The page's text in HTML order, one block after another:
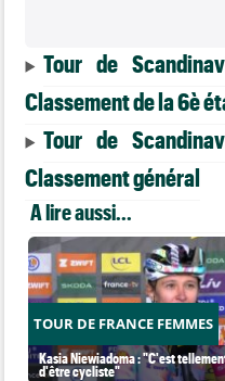
Tour de
Classement de la 6è
Tour de
Classement général
A lire aussi...
TOUR DE FRANCE FEMMES
Kasia Niewiadoma : "C'est
d'être cycliste"